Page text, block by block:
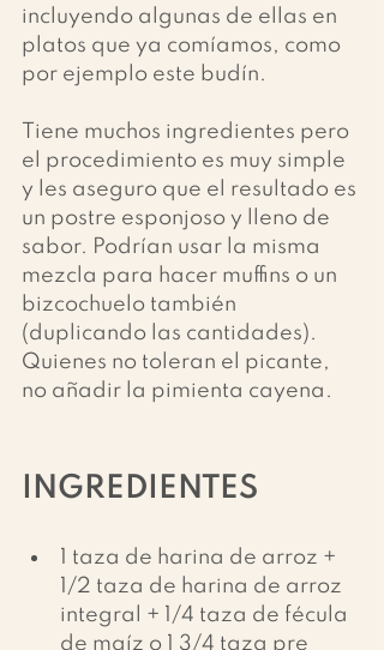
incluyendo algunas de ellas en
platos que ya comíamos, como
por ejemplo este budín.
Tiene muchos ingredientes pero
el procedimiento es muy simple
y les aseguro que el resultado es
un postre esponjoso y lleno de
sabor. Podrían usar la misma
mezcla para hacer muffins o un
bizcochuelo también
(duplicando las cantidades).
Quienes no toleran el picante,
no añadir la pimienta cayena.
INGREDIENTES
1 taza de harina de arroz +
1/2 taza de harina de arroz
integral + 1/4 taza de fécula
de maíz o 1 3/4 taza pre